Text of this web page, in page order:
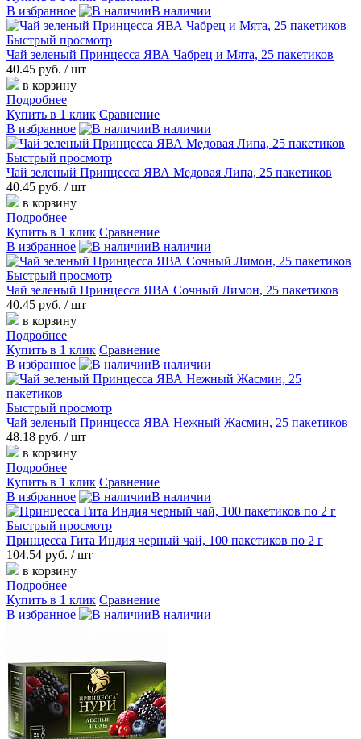
В избранное
В наличии
Быстрый просмотр
Чай зеленый Принцесса ЯВА Чабрец и Мята, 25 пакетиков
40.45 руб. / шт
в корзину
Подробнее
Купить в 1 клик Сравнение
В избранное
В наличии
Быстрый просмотр
Чай зеленый Принцесса ЯВА Медовая Липа, 25 пакетиков
40.45 руб. / шт
в корзину
Подробнее
Купить в 1 клик Сравнение
В избранное
В наличии
Быстрый просмотр
Чай зеленый Принцесса ЯВА Сочный Лимон, 25 пакетиков
40.45 руб. / шт
в корзину
Подробнее
Купить в 1 клик Сравнение
В избранное
В наличии
Быстрый просмотр
Чай зеленый Принцесса ЯВА Нежный Жасмин, 25 пакетиков
48.18 руб. / шт
в корзину
Подробнее
Купить в 1 клик Сравнение
В избранное
В наличии
Быстрый просмотр
Принцесса Гита Индия черный чай, 100 пакетиков по 2 г
104.54 руб. / шт
в корзину
Подробнее
Купить в 1 клик Сравнение
В избранное
В наличии